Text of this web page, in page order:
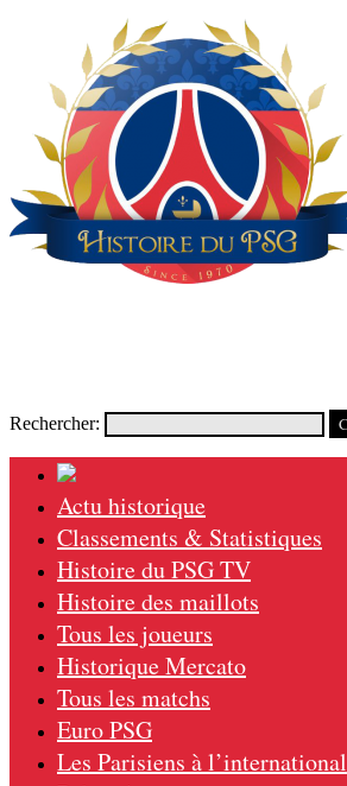
Rechercher:
Actu historique
Classements & Statistiques
Histoire du PSG TV
Histoire des maillots
Tous les joueurs
Historique Mercato
Tous les matchs
Euro PSG
Les Parisiens à l’international